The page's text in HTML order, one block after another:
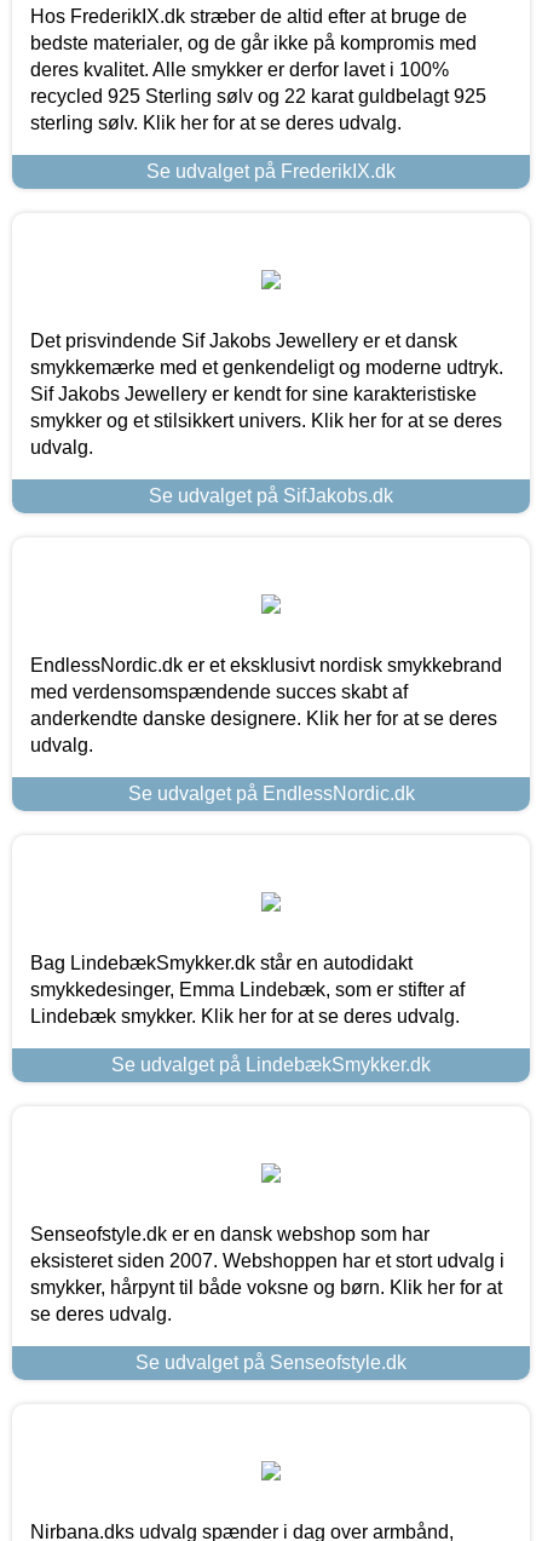
Hos FrederikIX.dk stræber de altid efter at bruge de
bedste materialer, og de går ikke på kompromis med
deres kvalitet. Alle smykker er derfor lavet i 100%
recycled 925 Sterling sølv og 22 karat guldbelagt 925
sterling sølv. Klik her for at se deres udvalg.
Se udvalget på FrederikIX.dk
Det prisvindende Sif Jakobs Jewellery er et dansk
smykkemærke med et genkendeligt og moderne udtryk.
Sif Jakobs Jewellery er kendt for sine karakteristiske
smykker og et stilsikkert univers. Klik her for at se deres
udvalg.
Se udvalget på SifJakobs.dk
EndlessNordic.dk er et eksklusivt nordisk smykkebrand
med verdensomspændende succes skabt af
anderkendte danske designere. Klik her for at se deres
udvalg.
Se udvalget på EndlessNordic.dk
Bag LindebækSmykker.dk står en autodidakt
smykkedesinger, Emma Lindebæk, som er stifter af
Lindebæk smykker. Klik her for at se deres udvalg.
Se udvalget på LindebækSmykker.dk
Senseofstyle.dk er en dansk webshop som har
eksisteret siden 2007. Webshoppen har et stort udvalg i
smykker, hårpynt til både voksne og børn. Klik her for at
se deres udvalg.
Se udvalget på Senseofstyle.dk
Nirbana.dks udvalg spænder i dag over armbånd,